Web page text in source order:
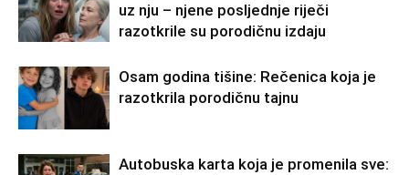
uz nju – njene posljednje riječi
razotkrile su porodičnu izdaju
Osam godina tišine: Rečenica koja je
razotkrila porodičnu tajnu
Autobuska karta koja je promenila sve: